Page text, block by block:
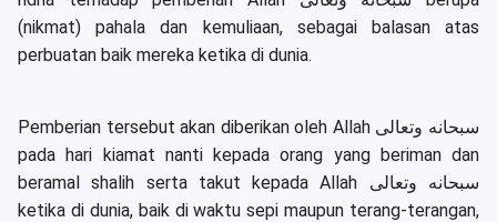
(nikmat) pahala dan kemuliaan, sebagai balasan atas
perbuatan baik mereka ketika di dunia.
Pemberian tersebut akan diberikan oleh Allah سبحانه وتعالى
pada hari kiamat nanti kepada orang yang beriman dan
beramal shalih serta takut kepada Allah سبحانه وتعالى
ketika di dunia, baik di waktu sepi maupun terang-terangan,